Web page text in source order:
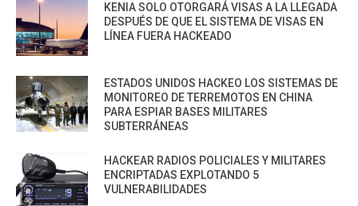
KENIA SOLO OTORGARÁ VISAS A LA LLEGADA
DESPUÉS DE QUE EL SISTEMA DE VISAS EN
LÍNEA FUERA HACKEADO
ESTADOS UNIDOS HACKEO LOS SISTEMAS DE
MONITOREO DE TERREMOTOS EN CHINA
PARA ESPIAR BASES MILITARES
SUBTERRÁNEAS
HACKEAR RADIOS POLICIALES Y MILITARES
ENCRIPTADAS EXPLOTANDO 5
VULNERABILIDADES